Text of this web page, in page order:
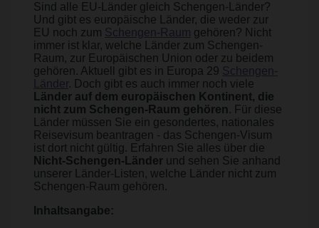
Sind alle EU-Länder gleich Schengen-Länder?
Und gibt es europäische Länder, die weder zur
EU noch zum Schengen-Raum gehören? Nicht
immer ist klar, welche Länder zum Schengen-
Raum, zur Europäischen Union oder zu beidem
gehören. Aktuell gibt es in Europa 29 Schengen-
Länder . Doch gibt es auch immer noch viele
Länder auf dem europäischen Kontinent, die
nicht zum Schengen-Raum gehören. Für diese
Länder müssen Sie ein gesondertes, nationales
Reisevisum beantragen - das Schengen-Visum
ist dort nicht gültig. Erfahren Sie alles über die
Nicht-Schengen-Länder und sehen Sie anhand
unserer Länder-Listen, welche Länder nicht zum
Schengen-Raum gehören.
Inhaltsangabe: